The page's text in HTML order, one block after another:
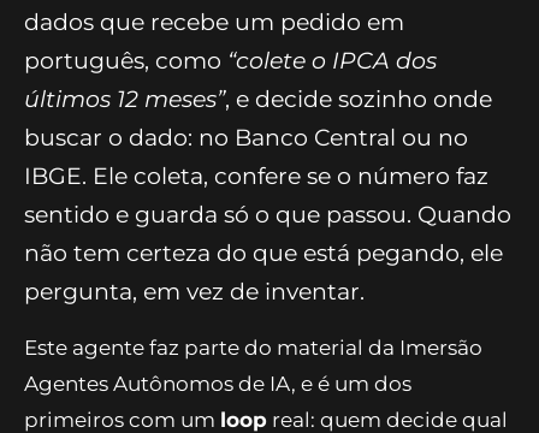
dados que recebe um pedido em
português, como “colete o IPCA dos
últimos 12 meses”, e decide sozinho onde
buscar o dado: no Banco Central ou no
IBGE. Ele coleta, confere se o número faz
sentido e guarda só o que passou. Quando
não tem certeza do que está pegando, ele
pergunta, em vez de inventar.
Este agente faz parte do material da Imersão
Agentes Autônomos de IA, e é um dos
primeiros com um loop real: quem decide qual